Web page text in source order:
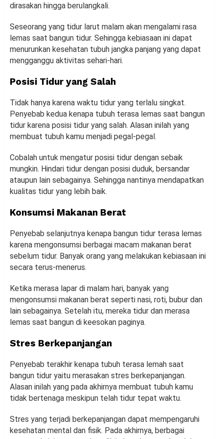
dirasakan hingga berulangkali.
Seseorang yang tidur larut malam akan mengalami rasa
lemas saat bangun tidur. Sehingga kebiasaan ini dapat
menurunkan kesehatan tubuh jangka panjang yang dapat
mengganggu aktivitas sehari-hari.
Posisi Tidur yang Salah
Tidak hanya karena waktu tidur yang terlalu singkat.
Penyebab kedua kenapa tubuh terasa lemas saat bangun
tidur karena posisi tidur yang salah. Alasan inilah yang
membuat tubuh kamu menjadi pegal-pegal.
Cobalah untuk mengatur posisi tidur dengan sebaik
mungkin. Hindari tidur dengan posisi duduk, bersandar
ataupun lain sebagainya. Sehingga nantinya mendapatkan
kualitas tidur yang lebih baik.
Konsumsi Makanan Berat
Penyebab selanjutnya kenapa bangun tidur terasa lemas
karena mengonsumsi berbagai macam makanan berat
sebelum tidur. Banyak orang yang melakukan kebiasaan ini
secara terus-menerus.
Ketika merasa lapar di malam hari, banyak yang
mengonsumsi makanan berat seperti nasi, roti, bubur dan
lain sebagainya. Setelah itu, mereka tidur dan merasa
lemas saat bangun di keesokan paginya.
Stres Berkepanjangan
Penyebab terakhir kenapa tubuh terasa lemah saat
bangun tidur yaitu merasakan stres berkepanjangan.
Alasan inilah yang pada akhirnya membuat tubuh kamu
tidak bertenaga meskipun telah tidur tepat waktu.
Stres yang terjadi berkepanjangan dapat mempengaruhi
kesehatan mental dan fisik. Pada akhirnya, berbagai